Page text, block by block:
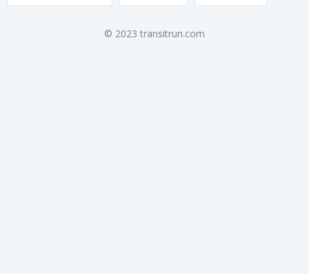
© 2023 transitrun.com